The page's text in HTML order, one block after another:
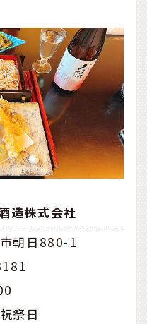
造株式会社
朝日880-1
祭日